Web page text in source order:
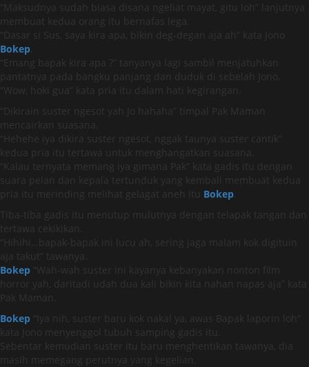
“Maksudnya sudah biasa disana ngeliat mayat, gitu loh” lanjutnya
membuat kedua orang itu bernafas lega.
“Dasar si Sus, saya kira apa, bikin deg-degan aja ah” kata Jono
Bokep
“Emang bapak kira apa ?” tanyanya lagi sambil menjatuhkan
pantatnya pada bangku panjang dan duduk di sebelah Jono.
“Wow, hoki gua” kata pria itu dalam hati kegirangan.
“Dikirain suster ngesot yah Jo hahaha” timpal Pak Maman
mencairkan suasana.
“Hehehe iya dikira suster ngesot, nggak taunya suster cantik”
kedua pria itu tertawa untuk menghangatkan suasana.
“Kalau ternyata memang iya gimana Pak” kata gadis itu dengan
suara pelan dan kepala tertunduk yang kembali membuat kedua
pria itu merinding melihat gelagat aneh itu Bokep
Tiba-tiba gadis itu menutup mulutnya dengan telapak tangan dan
tertawa cekikikan.
“Hihihi…bapak-bapak ini lucu ah, sering jaga malam kok digituin
aja takut” tawanya.
Bokep “Wah-wah suster ini kayanya kebanyakan nonton film
horror yah, daritadi udah dua kali bikin kita nahan napas aja” kata
Pak Maman.
Bokep “Iya nih, suster baru kok nakal ya, awas Bapak laporin loh”
kata Jono menyenggol tubuh samping gadis itu.
Sebentar kemudian suster itu baru menghentikan tawanya, dia
masih memegang perutnya yang kegelian.